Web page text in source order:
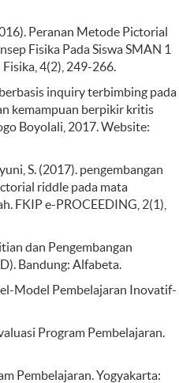
Peranan Metode Pictorial
Fisika Pada Siswa SMAN 1
4(2), 249-266.
inquiry terbimbing pada
kemampuan berpikir kritis
Boyolali, 2017. Website:
S. (2017). pengembangan
riddle pada mata
FKIP e-PROCEEDING, 2(1),
dan Pengembangan
Bandung: Alfabeta.
Model Pembelajaran Inovatif-
Program Pembelajaran.
Pembelajaran. Yogyakarta: